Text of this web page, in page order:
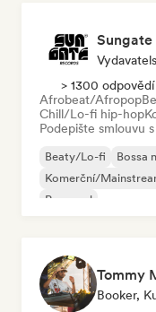
Sungate
> 1300 odpovědí
Afrobeat/Afropop
Chill/Lo-fi hip-hop
Podepište smlouvu
Beaty/Lo-fi Bossa
Komerční/
Pop-soul
Tommy
Booker,